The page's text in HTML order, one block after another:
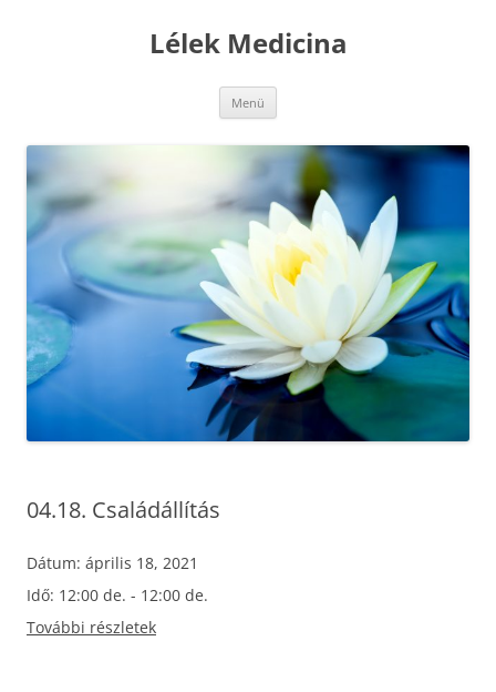
Lélek Medicina
Menü
04.18. Családállítás
Dátum: április 18, 2021
Idő: 12:00 de. - 12:00 de.
További részletek